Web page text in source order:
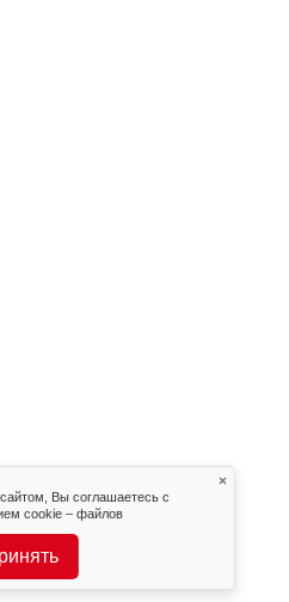
Вы соглашаетесь с
cookie – файлов
×